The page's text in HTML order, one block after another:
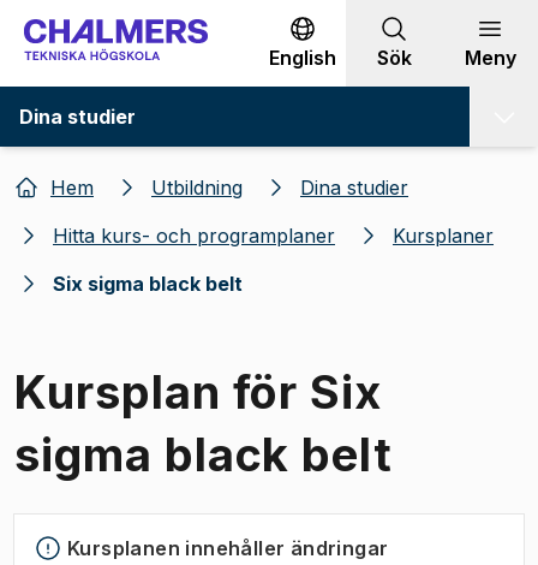
Gå till innehållet
English Sök Meny
Dina studier
Hem Utbildning
Dina studier
Hitta kurs- och programplaner
Kursplaner
Six sigma black belt
Kursplan för Six
sigma black belt
Kursplanen innehåller ändringar